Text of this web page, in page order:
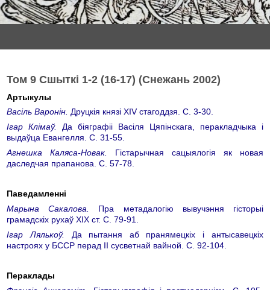
Том 9 Сшыткі 1-2 (16-17) (Снежань 2002)
Артыкулы
Васіль Варонін. Друцкія князі XIV стагоддзя. С. 3-30.
Ігар Клімаў.
Да біяграфіі Васіля Цяпінскага, перакладчыка і
выдаўца Евангелля. С. 31-55.
Агнешка Каляса-Новак.
Гістарычная сацыялогія як новая
даследчая прапанова. С. 57-78.
Паведамленні
Марына Сакалова.
Пра метадалогію вывучэння гісторыі
грамадскіх рухаў XIX ст. С. 79-91.
Ігар Лялькоў.
Да пытання аб пранямецкіх і антысавецкіх
настроях у БССР перад II сусветнай вайной. С. 92-104.
Пераклады